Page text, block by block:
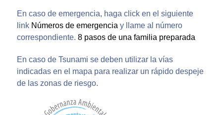
En caso de emergencia, haga click en el siguiente
link Números de emergencia y llame al número
correspondiente. 8 pasos de una familia preparada
En caso de Tsunami se deben utilizar la vías
indicadas en el mapa para realizar un rápido despeje
de las zonas de riesgo.